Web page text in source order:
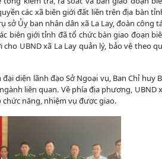
các xã biên giới đất liền trên địa bàn
sở Ủy ban nhân dân xã La Lay, đoàn công
biên giới tỉnh đã tổ chức bàn giao đoạn
UBND xã La Lay quản lý, bảo vệ theo
diện lãnh đạo Sở Ngoại vụ, Ban Chỉ huy
liên quan. Về phía địa phương, UBND
năng, nhiệm vụ được giao.